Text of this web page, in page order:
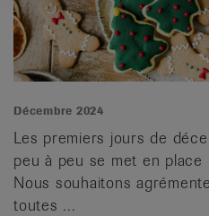
Décembre 2024
Les premiers jours de
peu à peu se met en place
Nous souhaitons
toutes ...